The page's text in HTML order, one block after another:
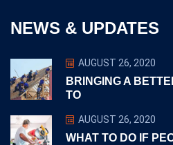
NEWS & UPDATES
AUGUST 26, 2020
BRINGING A
TO
AUGUST 26, 2020
WHAT TO DO IF